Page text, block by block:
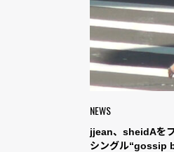
NEWS
jjean、sheidAを
シングル“gossip